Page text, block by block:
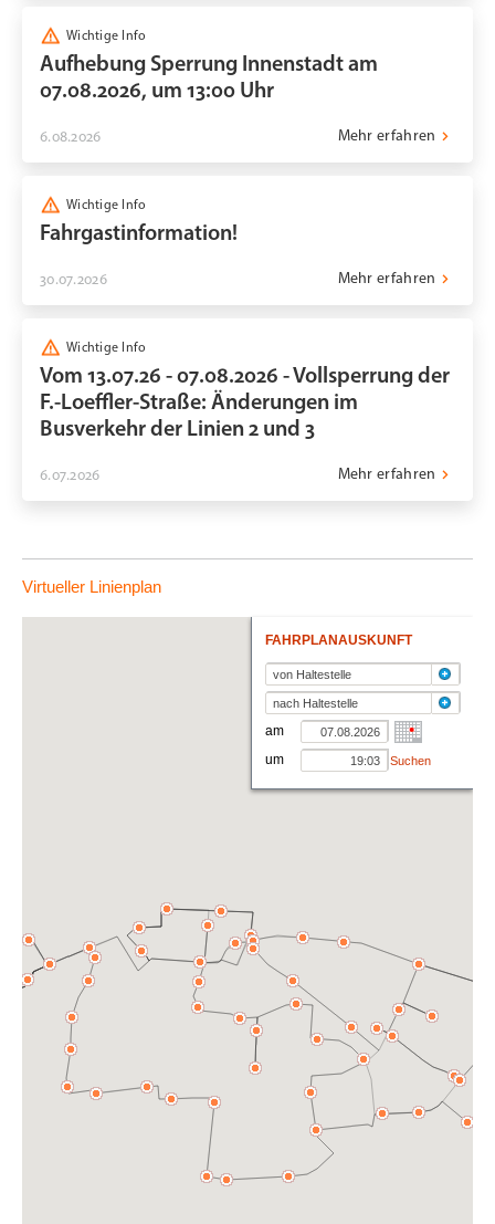
Wichtige Info
Aufhebung Sperrung Innenstadt am
07.08.2026, um 13:00 Uhr
6.08.2026 Mehr erfahren
Wichtige Info
Fahrgastinformation!
30.07.2026 Mehr erfahren
Wichtige Info
Vom 13.07.26 - 07.08.2026 - Vollsperrung der
F.-Loeffler-Straße: Änderungen im
Busverkehr der Linien 2 und 3
6.07.2026 Mehr erfahren